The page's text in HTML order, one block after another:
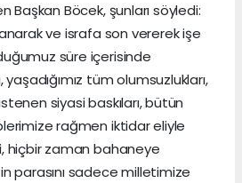
Başkan Böcek, şunları söyledi:
ve israfa son vererek işe
süre içerisinde
yaşadığımız tüm olumsuzlukları,
siyasi baskıları, bütün
rağmen iktidar eliyle
hiçbir zaman bahaneye
parasını sadece milletimize